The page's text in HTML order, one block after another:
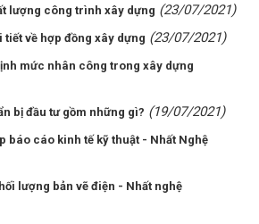
lượng công trình xây dựng (23/07/2021)
về hợp đồng xây dựng (23/07/2021)
mức nhân công trong xây dựng
bị đầu tư gồm những gì? (19/07/2021)
báo cáo kinh tế kỹ thuật - Nhất Nghệ
lượng bản vẽ điện - Nhất nghệ